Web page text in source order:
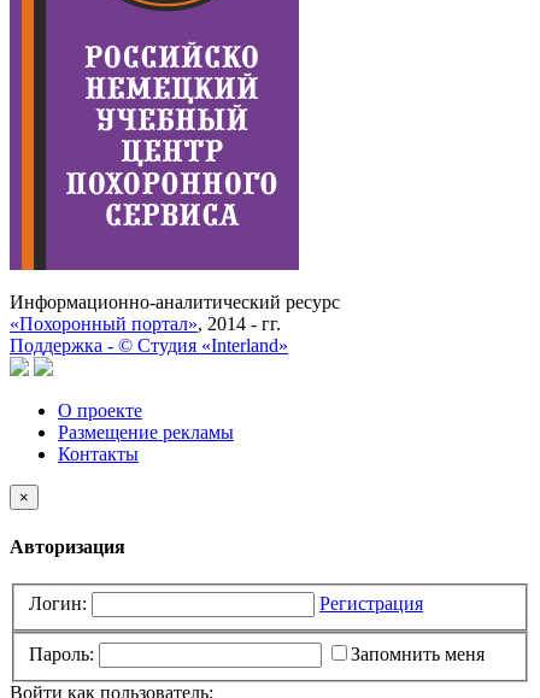
Информационно-аналитический ресурс
«Похоронный портал», 2014 - гг.
Поддержка - © Cтудия «Interland»
О проекте
Размещение рекламы
Контакты
×
Авторизация
Логин: Регистрация
Пароль:
Запомнить меня
Войти как пользователь: